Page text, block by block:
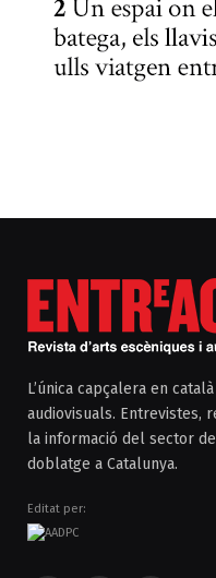
L’única capçalera en
audiovisuals. Entrevistes,
la informació del sector
doblatge a Catalunya.
Editat per: